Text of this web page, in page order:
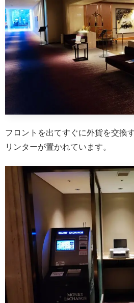
フロントを出てすぐに外貨を交換
リンターが置かれています。